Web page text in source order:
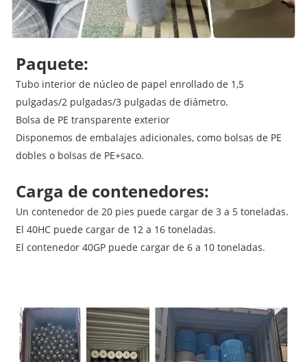
Paquete:
Tubo interior de núcleo de papel enrollado de 1,5
pulgadas/2 pulgadas/3 pulgadas de diámetro.
Bolsa de PE transparente exterior
Disponemos de embalajes adicionales, como bolsas de PE
dobles o bolsas de PE+saco.
Carga de contenedores:
Un contenedor de 20 pies puede cargar de 3 a 5 toneladas.
El 40HC puede cargar de 12 a 16 toneladas.
El contenedor 40GP puede cargar de 6 a 10 toneladas.